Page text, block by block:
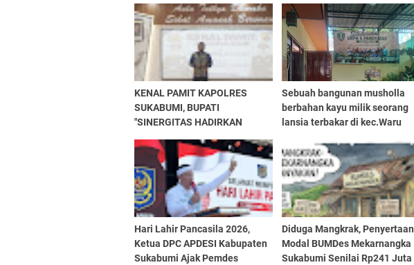
KENAL PAMIT KAPOLRES
SUKABUMI, BUPATI
"SINERGITAS HADIRKAN
KEAMANAN DAN KETERTIBAN
DI SUKABUMI"
Sebuah bangunan musholla
berbahan kayu milik seorang
lansia terbakar di kec.Waru
Hari Lahir Pancasila 2026,
Ketua DPC APDESI Kabupaten
Sukabumi Ajak Pemdes
Diduga Mangkrak, Penyertaan
Modal BUMDes Mekarnangka
Sukabumi Senilai Rp241 Juta